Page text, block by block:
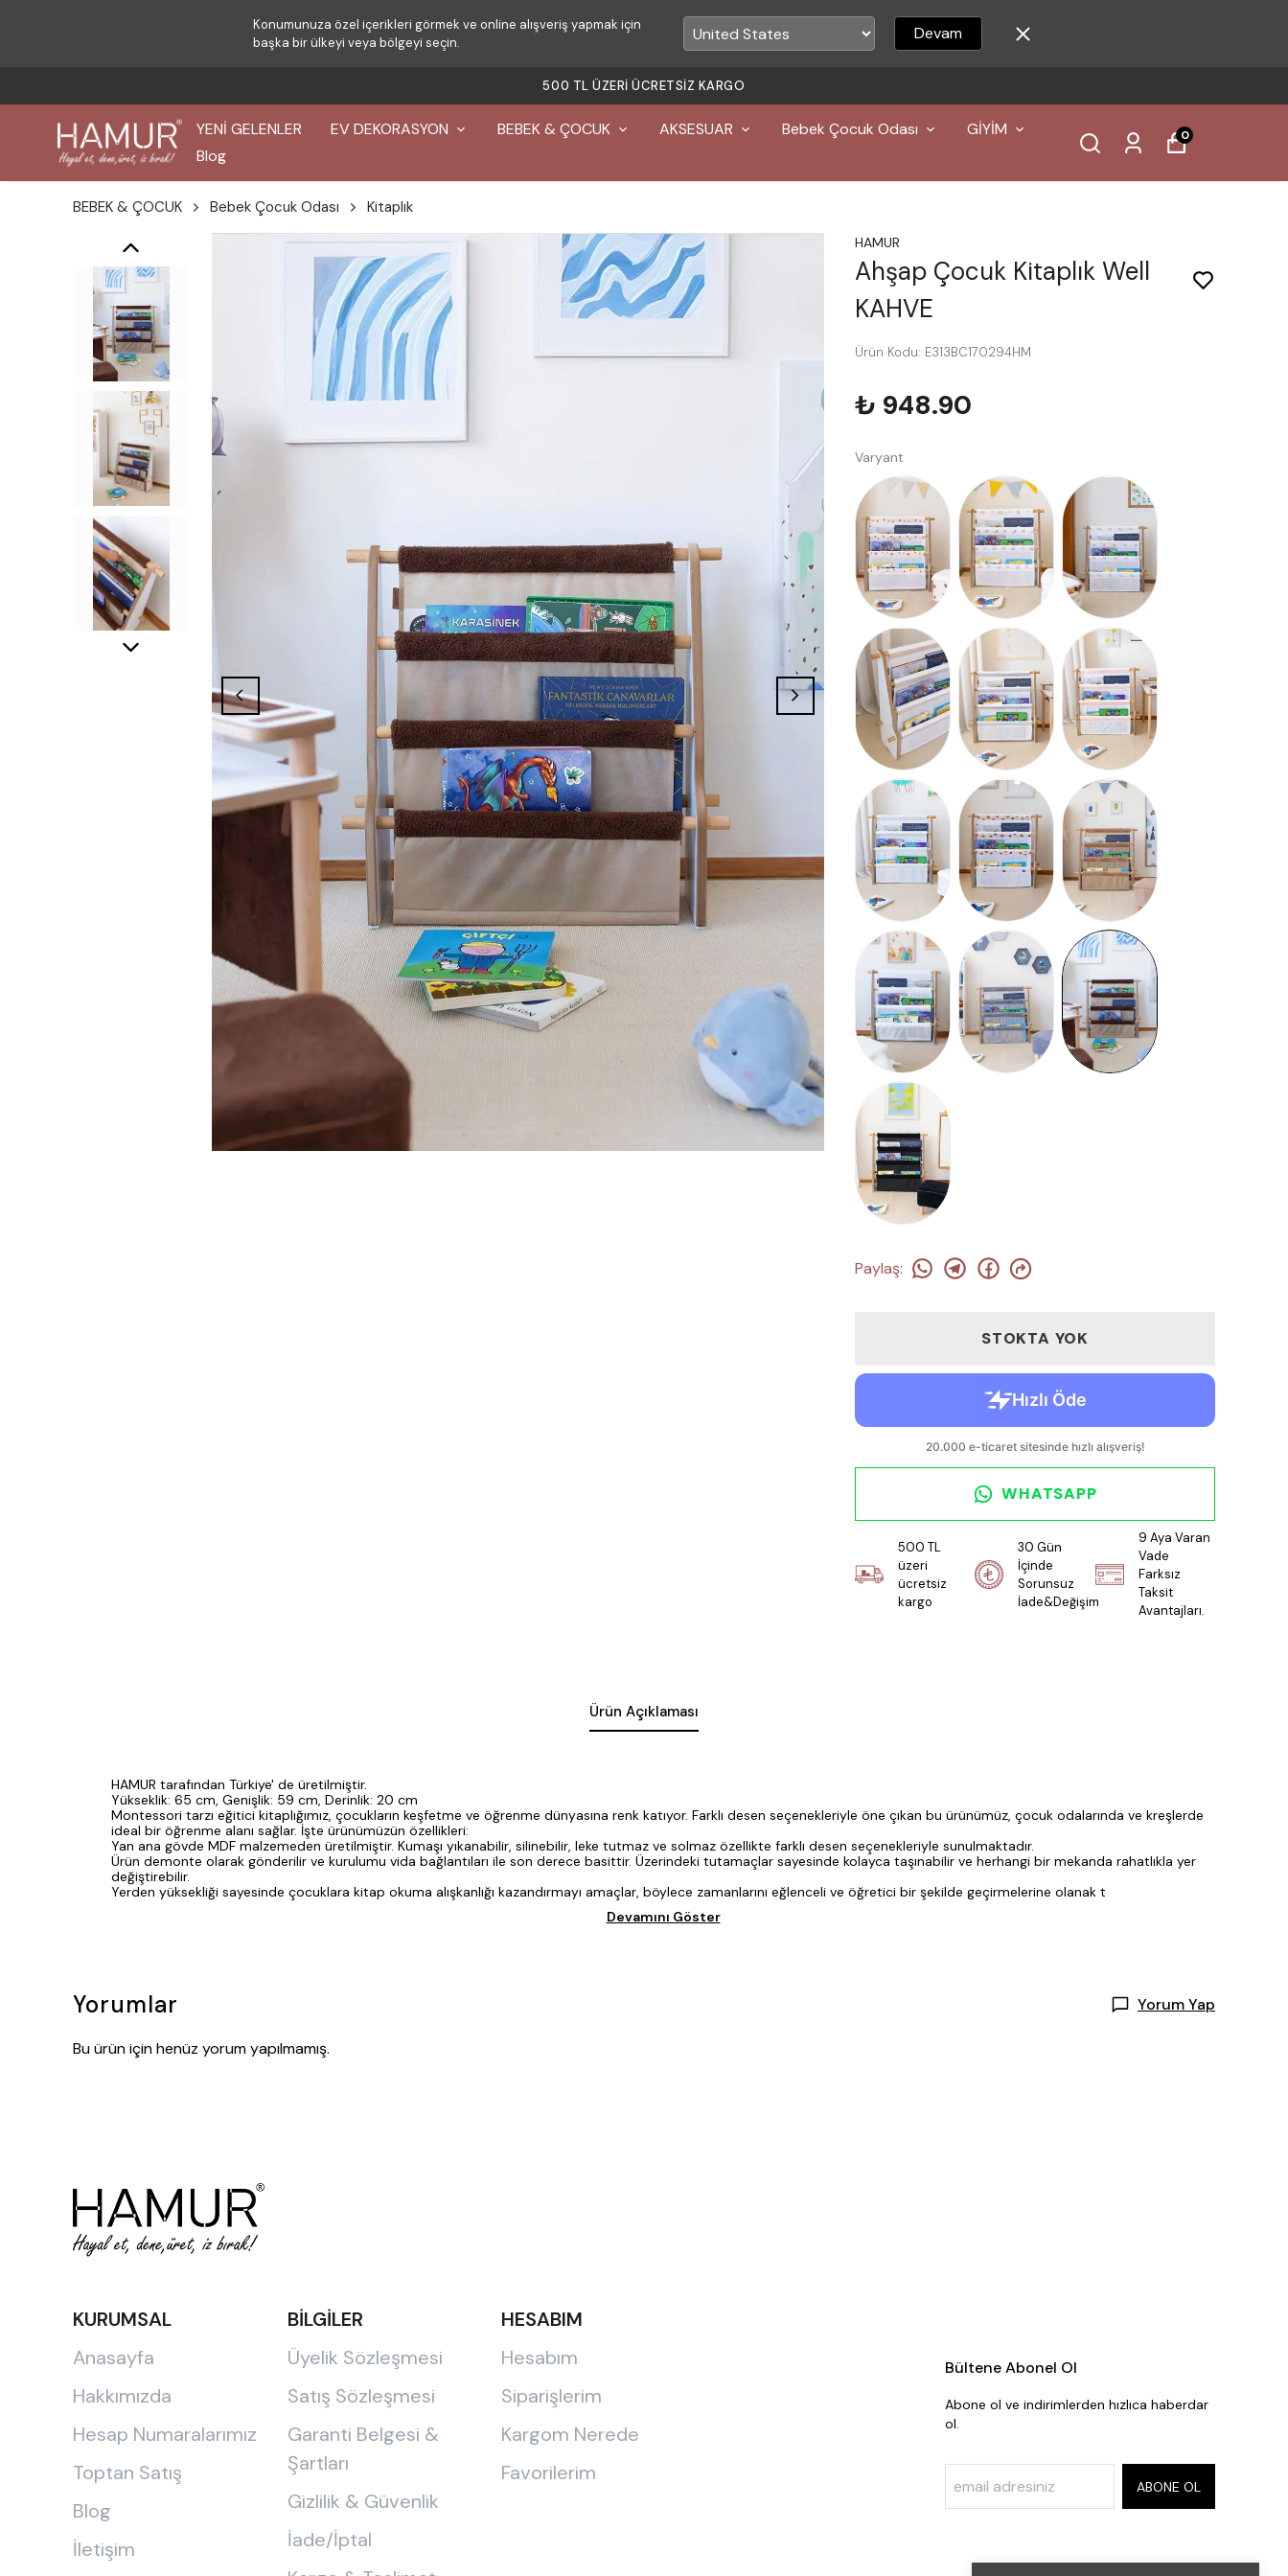
Konumunuza özel içerikleri görmek ve online alışveriş yapmak için
başka bir ülkeyi veya bölgeyi seçin.
Devam
500 TL ÜZERI ÜCRETSIZ KARGO
YENİ GELENLER EV DEKORASYON BEBEK & ÇOCUK AKSESUAR Bebek Çocuk Odası
GİYİM
Blog
0
BEBEK & ÇOCUK Bebek Çocuk Odası Kitaplık
HAMUR
Ahşap Çocuk Kitaplık Well
KAHVE
Ürün Kodu: E313BC170294HM
₺ 948.90
Varyant
Paylaş:
STOKTA YOK
WHATSAPP
500 TL
üzeri
ücretsiz
kargo
30 Gün
İçinde
Sorunsuz
İade&Değişim
9 Aya Varan
Vade
Farksız
Taksit
Avantajları.
Ürün Açıklaması
HAMUR tarafından Türkiye' de üretilmiştir.
Yükseklik: 65 cm, Genişlik: 59 cm, Derinlik: 20 cm
Montessori tarzı eğitici kitaplığımız, çocukların keşfetme ve öğrenme dünyasına renk katıyor. Farklı desen seçenekleriyle öne çıkan bu ürünümüz, çocuk odalarında ve kreşlerde
ideal bir öğrenme alanı sağlar. İşte ürünümüzün özellikleri:
Yan ana gövde MDF malzemeden üretilmiştir. Kumaşı yıkanabilir, silinebilir, leke tutmaz ve solmaz özellikte farklı desen seçenekleriyle sunulmaktadır.
Ürün demonte olarak gönderilir ve kurulumu vida bağlantıları ile son derece basittir. Üzerindeki tutamaçlar sayesinde kolayca taşınabilir ve herhangi bir mekanda rahatlıkla yer
değiştirebilir.
Yerden yüksekliği sayesinde çocuklara kitap okuma alışkanlığı kazandırmayı amaçlar, böylece zamanlarını eğlenceli ve öğretici bir şekilde geçirmelerine olanak t
Devamını Göster
Yorumlar Yorum Yap
Bu ürün için henüz yorum yapılmamış.
KURUMSAL
Anasayfa
Hakkımızda
Hesap Numaralarımız
Toptan Satış
Blog
İletişim
BİLGİLER
Üyelik Sözleşmesi
Satış Sözleşmesi
Garanti Belgesi &
Şartları
Gizlilik & Güvenlik
İade/İptal
HESABIM
Hesabım
Siparişlerim
Kargom Nerede
Favorilerim
Bültene Abonel Ol
Abone ol ve indirimlerden hızlıca haberdar
ol.
ABONE OL